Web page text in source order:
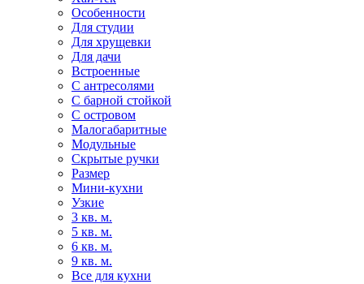
Особенности
Для студии
Для хрущевки
Для дачи
Встроенные
С антресолями
С барной стойкой
С островом
Малогабаритные
Модульные
Скрытые ручки
Размер
Мини-кухни
Узкие
3 кв. м.
5 кв. м.
6 кв. м.
9 кв. м.
Все для кухни